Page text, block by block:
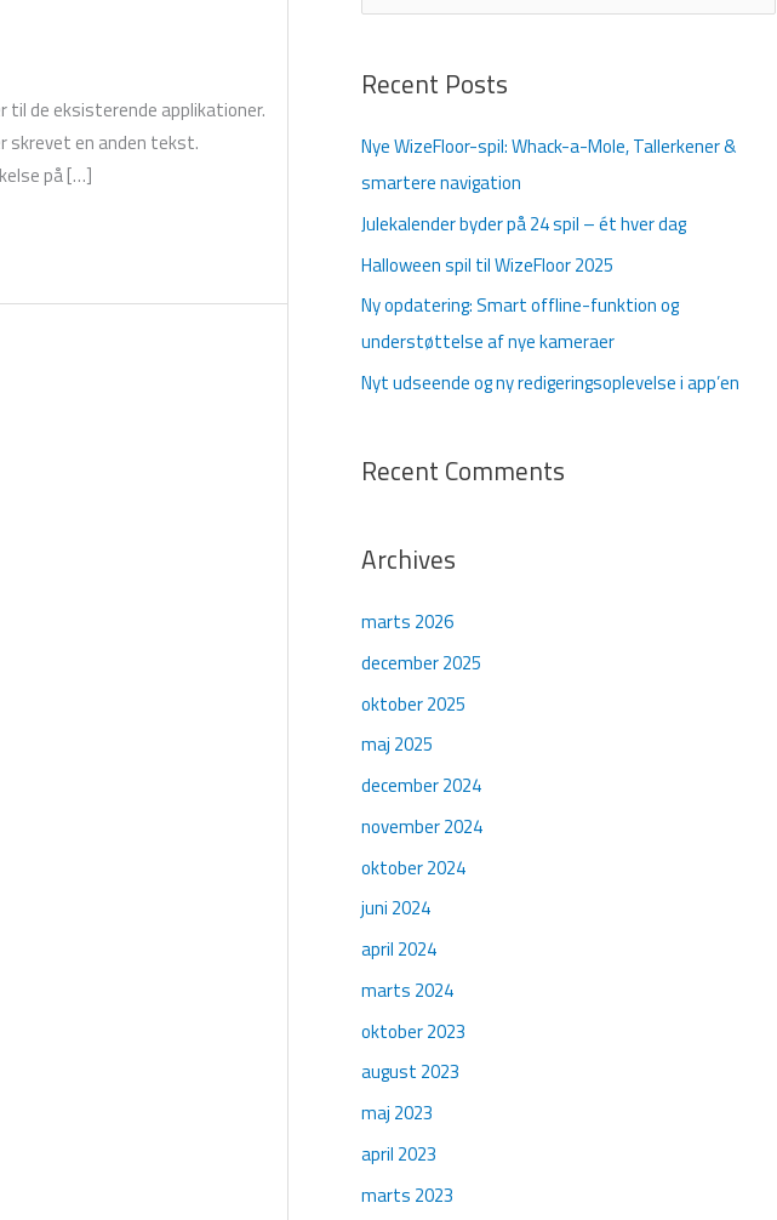
til de eksisterende applikationer.
skrevet en anden tekst.
på […]
ø
e
f
:
Recent Posts
Nye WizeFloor-spil: Whack-a-Mole, Tallerkener &
smartere navigation
Julekalender byder på 24 spil – ét hver dag
Halloween spil til WizeFloor 2025
Ny opdatering: Smart offline-funktion og
understøttelse af nye kameraer
Nyt udseende og ny redigeringsoplevelse i app’en
Recent Comments
Archives
marts 2026
december 2025
oktober 2025
maj 2025
december 2024
november 2024
oktober 2024
juni 2024
april 2024
marts 2024
oktober 2023
august 2023
maj 2023
april 2023
marts 2023